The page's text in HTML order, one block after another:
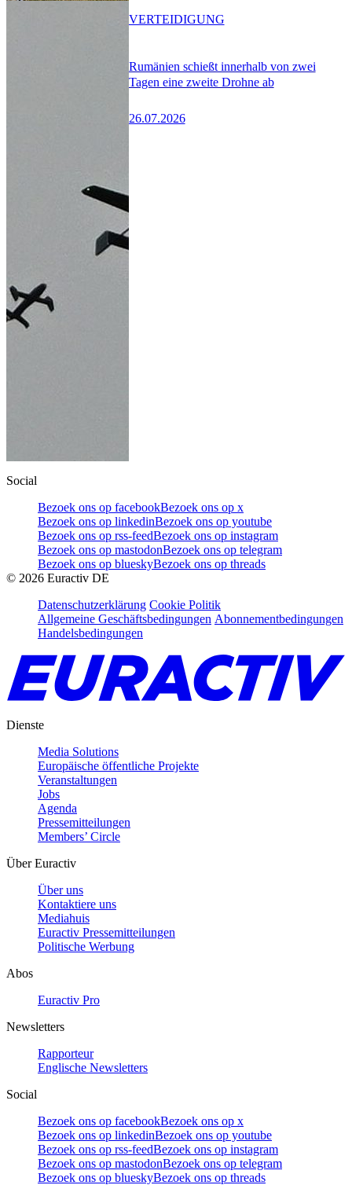
Rumänien schießt innerhalb von zwei
Tagen eine zweite Drohne ab
26.07.2026
VERTEIDIGUNG
Social
Bezoek ons op facebookBezoek ons op x
Bezoek ons op linkedinBezoek ons op youtube
Bezoek ons op rss-feedBezoek ons op instagram
Bezoek ons op mastodonBezoek ons op telegram
Bezoek ons op blueskyBezoek ons op threads
© 2026 Euractiv DE
Datenschutzerklärung Cookie Politik
Allgemeine Geschäftsbedingungen Abonnementbedingungen
Handelsbedingungen
Dienste
Media Solutions
Europäische öffentliche Projekte
Veranstaltungen
Jobs
Agenda
Pressemitteilungen
Members’ Circle
Über Euractiv
Über uns
Kontaktiere uns
Mediahuis
Euractiv Pressemitteilungen
Politische Werbung
Abos
Euractiv Pro
Newsletters
Rapporteur
Englische Newsletters
Social
Bezoek ons op facebookBezoek ons op x
Bezoek ons op linkedinBezoek ons op youtube
Bezoek ons op rss-feedBezoek ons op instagram
Bezoek ons op mastodonBezoek ons op telegram
Bezoek ons op blueskyBezoek ons op threads